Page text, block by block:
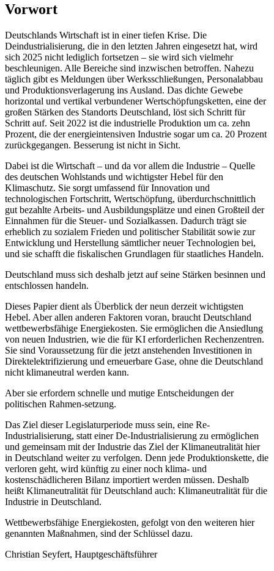
Vorwort
Deutschlands Wirtschaft ist in einer tiefen Krise. Die
Deindustrialisierung, die in den letzten Jahren eingesetzt hat, wird
sich 2025 nicht lediglich fortsetzen – sie wird sich vielmehr
beschleunigen. Alle Bereiche sind inzwischen betroffen. Nahezu
täglich gibt es Meldungen über Werksschließungen, Personalabbau
und Produktionsverlagerung ins Ausland. Das dichte Gewebe
horizontal und vertikal verbundener Wertschöpfungsketten, eine der
großen Stärken des Standorts Deutschland, löst sich Schritt für
Schritt auf. Seit 2022 ist die industrielle Produktion um ca. zehn
Prozent, die der energieintensiven Industrie sogar um ca. 20 Prozent
zurückgegangen. Besserung ist nicht in Sicht.
Dabei ist die Wirtschaft – und da vor allem die Industrie – Quelle
des deutschen Wohlstands und wichtigster Hebel für den
Klimaschutz. Sie sorgt umfassend für Innovation und
technologischen Fortschritt, Wertschöpfung, überdurchschnittlich
gut bezahlte Arbeits- und Ausbildungsplätze und einen Großteil der
Einnahmen für die Steuer- und Sozialkassen. Dadurch trägt sie
erheblich zu sozialem Frieden und politischer Stabilität sowie zur
Entwicklung und Herstellung sämtlicher neuer Technologien bei,
und sie schafft die fiskalischen Grundlagen für staatliches Handeln.
Deutschland muss sich deshalb jetzt auf seine Stärken besinnen und
entschlossen handeln.
Dieses Papier dient als Überblick der neun derzeit wichtigsten
Hebel. Aber allen anderen Faktoren voran, braucht Deutschland
wettbewerbsfähige Energiekosten. Sie ermöglichen die Ansiedlung
von neuen Industrien, wie die für KI erforderlichen Rechenzentren.
Sie sind Voraussetzung für die jetzt anstehenden Investitionen in
Direktelektrifizierung und erneuerbare Gase, ohne die Deutschland
nicht klimaneutral werden kann.
Aber sie erfordern schnelle und mutige Entscheidungen der
politischen Rahmen-setzung.
Das Ziel dieser Legislaturperiode muss sein, eine Re-
Industrialisierung, statt einer De-Industrialisierung zu ermöglichen
und gemeinsam mit der Industrie das Ziel der Klimaneutralität hier
in Deutschland weiter zu verfolgen. Denn jede Produktionskette, die
verloren geht, wird künftig zu einer noch klima- und
kostenschädlicheren Bilanz importiert werden müssen. Deshalb
heißt Klimaneutralität für Deutschland auch: Klimaneutralität für die
Industrie in Deutschland.
Wettbewerbsfähige Energiekosten, gefolgt von den weiteren hier
genannten Maßnahmen, sind der Schlüssel dazu.
Christian Seyfert, Hauptgeschäftsführer